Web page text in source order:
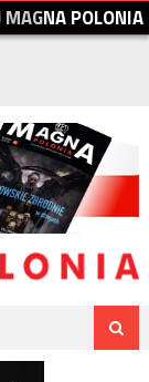
MAGNAPOLONIA